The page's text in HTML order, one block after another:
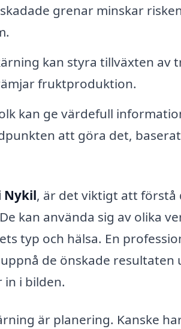
grenar minskar
kan styra tillväxten av
fruktproduktion.
kan ge värdefull
att göra det,
Nykil, är det viktigt att förstå
kan använda sig av olika
typ och hälsa. En
de önskade
i bilden.
är planering. Kanske